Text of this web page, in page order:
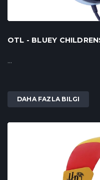
OTL - BLUEY
...
DAHA FAZLA BILGI